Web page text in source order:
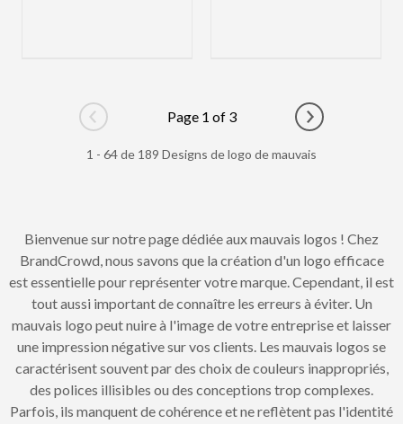
Go to previous page
Page 1 of 3
Go to next
1 - 64 de 189 Designs de logo de mauvais
Bienvenue sur notre page dédiée aux mauvais logos ! Chez
BrandCrowd, nous savons que la création d'un logo efficace
est essentielle pour représenter votre marque. Cependant, il est
tout aussi important de connaître les erreurs à éviter. Un
mauvais logo peut nuire à l'image de votre entreprise et laisser
une impression négative sur vos clients. Les mauvais logos se
caractérisent souvent par des choix de couleurs inappropriés,
des polices illisibles ou des conceptions trop complexes.
Parfois, ils manquent de cohérence et ne reflètent pas l'identité